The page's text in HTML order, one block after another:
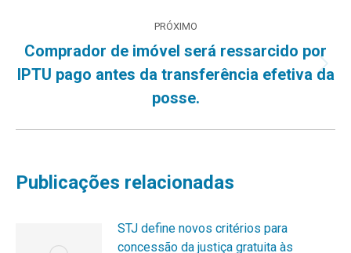
PRÓXIMO
Próximo
Comprador de imóvel será ressarcido por
IPTU pago antes da transferência efetiva da
posse.
Publicações relacionadas
STJ define novos critérios para
concessão da justiça gratuita às